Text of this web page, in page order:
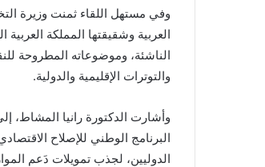
وفي مستهل اللقاء ثمنت وزيرة
العربية وشقيقتها المملكة
الناشئة، وموضوعاته المطروحة
والتوترات الإقليمية والدولية.
وأشارت الدكتورة رانيا المشاط،
البرنامج الوطني للإصلاح
الدوليين، لجذب تمويلات دَعم